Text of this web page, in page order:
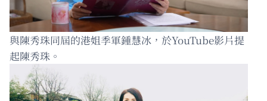
與陳秀珠同屆的港姐季軍鍾慧冰，於YouTube影片提
起陳秀珠。